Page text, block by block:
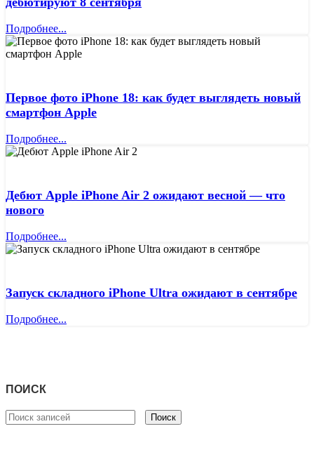
Подробнее...
Первое фото iPhone 18: как будет выглядеть новый
смартфон Apple
Подробнее...
Дебют Apple iPhone Air 2 ожидают весной — что
нового
Подробнее...
Запуск складного iPhone Ultra ожидают в сентябре
Подробнее...
ПОИСК
Поиск